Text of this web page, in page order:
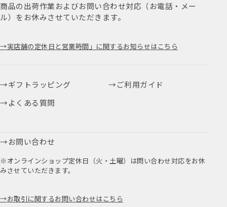
商品の出荷作業およびお問い合わせ対応（お電話・メー
ル）をお休みさせていただきます。
実店舗の定休日と営業時間」に関するお知らせはこちら
ギフトラッピング
ご利用ガイド
よくある質問
お問い合わせ
※オンラインショップ定休日（火・土曜）は問い合わせ対応をお休
みさせていただきます。
お取引に関するお問い合わせはこちら